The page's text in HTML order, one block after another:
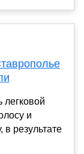
и
результате